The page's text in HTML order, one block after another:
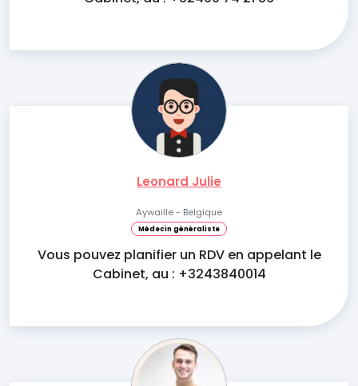
Leonard Julie
Aywaille - Belgique
Médecin généraliste
Vous pouvez planifier un RDV en appelant le
Cabinet, au : +3243840014